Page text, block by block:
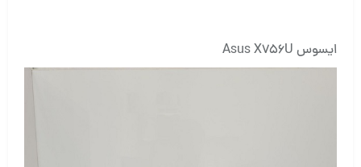
ایسوس Asus X756U